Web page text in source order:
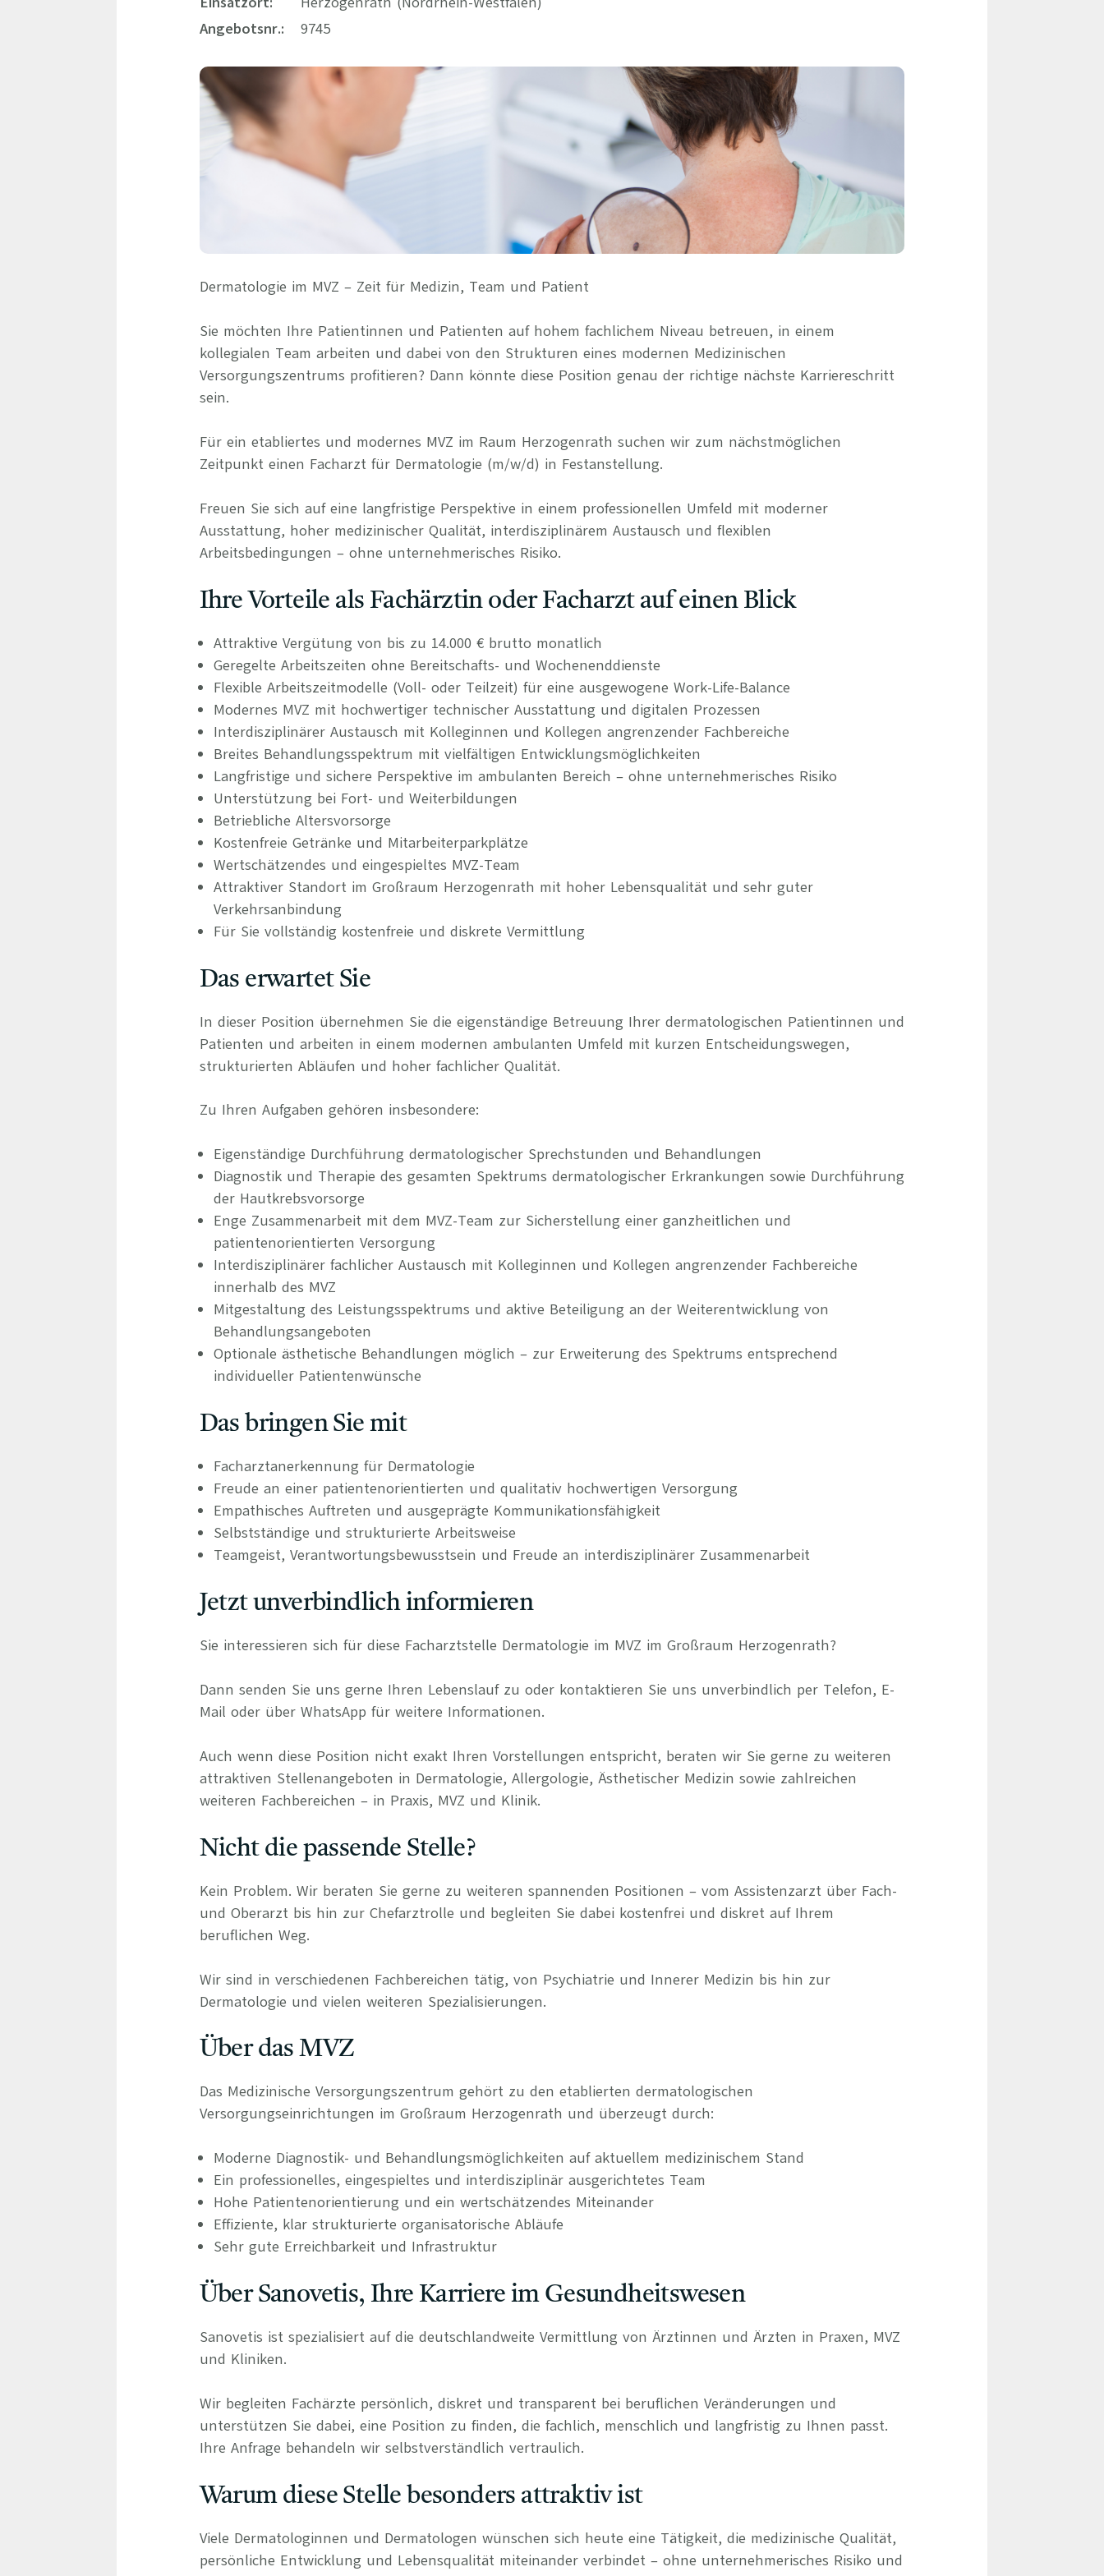
Fragen & Antworten
Bewerbungscoach
Empfehlungsprogramm
Sanovetis Care+
Angebotsnr.:
9745
Dermatologie im MVZ – Zeit für Medizin, Team und Patient
Sie möchten Ihre Patientinnen und Patienten auf hohem fachlichem Niveau betreuen, in einem
kollegialen Team arbeiten und dabei von den Strukturen eines modernen Medizinischen
Versorgungszentrums profitieren? Dann könnte diese Position genau der richtige nächste Karriereschritt
sein.
Für ein etabliertes und modernes MVZ im Raum Herzogenrath suchen wir zum nächstmöglichen
Zeitpunkt einen Facharzt für Dermatologie (m/w/d) in Festanstellung.
Freuen Sie sich auf eine langfristige Perspektive in einem professionellen Umfeld mit moderner
Ausstattung, hoher medizinischer Qualität, interdisziplinärem Austausch und flexiblen
Arbeitsbedingungen – ohne unternehmerisches Risiko.
Ihre Vorteile als Fachärztin oder Facharzt auf einen Blick
Attraktive Vergütung von bis zu 14.000 € brutto monatlich
Geregelte Arbeitszeiten ohne Bereitschafts- und Wochenenddienste
Flexible Arbeitszeitmodelle (Voll- oder Teilzeit) für eine ausgewogene Work-Life-Balance
Modernes MVZ mit hochwertiger technischer Ausstattung und digitalen Prozessen
Interdisziplinärer Austausch mit Kolleginnen und Kollegen angrenzender Fachbereiche
Breites Behandlungsspektrum mit vielfältigen Entwicklungsmöglichkeiten
Langfristige und sichere Perspektive im ambulanten Bereich – ohne unternehmerisches Risiko
Unterstützung bei Fort- und Weiterbildungen
Betriebliche Altersvorsorge
Kostenfreie Getränke und Mitarbeiterparkplätze
Wertschätzendes und eingespieltes MVZ-Team
Attraktiver Standort im Großraum Herzogenrath mit hoher Lebensqualität und sehr guter
Verkehrsanbindung
Für Sie vollständig kostenfreie und diskrete Vermittlung
Das erwartet Sie
In dieser Position übernehmen Sie die eigenständige Betreuung Ihrer dermatologischen Patientinnen und
Patienten und arbeiten in einem modernen ambulanten Umfeld mit kurzen Entscheidungswegen,
strukturierten Abläufen und hoher fachlicher Qualität.
Zu Ihren Aufgaben gehören insbesondere:
Eigenständige Durchführung dermatologischer Sprechstunden und Behandlungen
Diagnostik und Therapie des gesamten Spektrums dermatologischer Erkrankungen sowie Durchführung
der Hautkrebsvorsorge
Enge Zusammenarbeit mit dem MVZ-Team zur Sicherstellung einer ganzheitlichen und
patientenorientierten Versorgung
Interdisziplinärer fachlicher Austausch mit Kolleginnen und Kollegen angrenzender Fachbereiche
innerhalb des MVZ
Mitgestaltung des Leistungsspektrums und aktive Beteiligung an der Weiterentwicklung von
Behandlungsangeboten
Optionale ästhetische Behandlungen möglich – zur Erweiterung des Spektrums entsprechend
individueller Patientenwünsche
Das bringen Sie mit
Facharztanerkennung für Dermatologie
Freude an einer patientenorientierten und qualitativ hochwertigen Versorgung
Empathisches Auftreten und ausgeprägte Kommunikationsfähigkeit
Selbstständige und strukturierte Arbeitsweise
Teamgeist, Verantwortungsbewusstsein und Freude an interdisziplinärer Zusammenarbeit
Jetzt unverbindlich informieren
Sie interessieren sich für diese Facharztstelle Dermatologie im MVZ im Großraum Herzogenrath?
Dann senden Sie uns gerne Ihren Lebenslauf zu oder kontaktieren Sie uns unverbindlich per Telefon, E-
Mail oder über WhatsApp für weitere Informationen.
Auch wenn diese Position nicht exakt Ihren Vorstellungen entspricht, beraten wir Sie gerne zu weiteren
attraktiven Stellenangeboten in Dermatologie, Allergologie, Ästhetischer Medizin sowie zahlreichen
weiteren Fachbereichen – in Praxis, MVZ und Klinik.
Nicht die passende Stelle?
Kein Problem. Wir beraten Sie gerne zu weiteren spannenden Positionen – vom Assistenzarzt über Fach-
und Oberarzt bis hin zur Chefarztrolle und begleiten Sie dabei kostenfrei und diskret auf Ihrem
beruflichen Weg.
Wir sind in verschiedenen Fachbereichen tätig, von Psychiatrie und Innerer Medizin bis hin zur
Dermatologie und vielen weiteren Spezialisierungen.
Über das MVZ
Das Medizinische Versorgungszentrum gehört zu den etablierten dermatologischen
Versorgungseinrichtungen im Großraum Herzogenrath und überzeugt durch:
Moderne Diagnostik- und Behandlungsmöglichkeiten auf aktuellem medizinischem Stand
Ein professionelles, eingespieltes und interdisziplinär ausgerichtetes Team
Hohe Patientenorientierung und ein wertschätzendes Miteinander
Effiziente, klar strukturierte organisatorische Abläufe
Sehr gute Erreichbarkeit und Infrastruktur
Über Sanovetis, Ihre Karriere im Gesundheitswesen
Sanovetis ist spezialisiert auf die deutschlandweite Vermittlung von Ärztinnen und Ärzten in Praxen, MVZ
und Kliniken.
Wir begleiten Fachärzte persönlich, diskret und transparent bei beruflichen Veränderungen und
unterstützen Sie dabei, eine Position zu finden, die fachlich, menschlich und langfristig zu Ihnen passt.
Ihre Anfrage behandeln wir selbstverständlich vertraulich.
Warum diese Stelle besonders attraktiv ist
Viele Dermatologinnen und Dermatologen wünschen sich heute eine Tätigkeit, die medizinische Qualität,
persönliche Entwicklung und Lebensqualität miteinander verbindet – ohne unternehmerisches Risiko und